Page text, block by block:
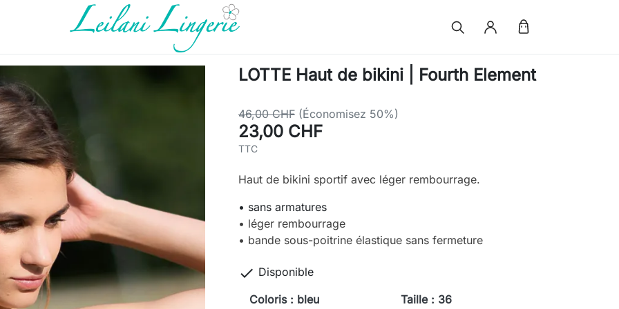
LOTTE Haut de bikini | Fourth Element
46,00 CHF (Économisez 50%)
23,00 CHF
TTC
Haut de bikini sportif avec léger rembourrage.
• sans armatures
• léger rembourrage
• bande sous-poitrine élastique sans fermeture
 Disponible
Coloris : bleu
Taille : 36